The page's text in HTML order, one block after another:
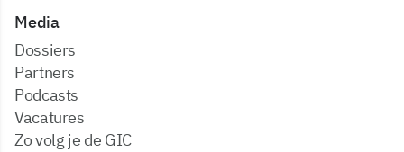
Media
dossiers
partners
podcasts
vacatures
zo volg je de GIC